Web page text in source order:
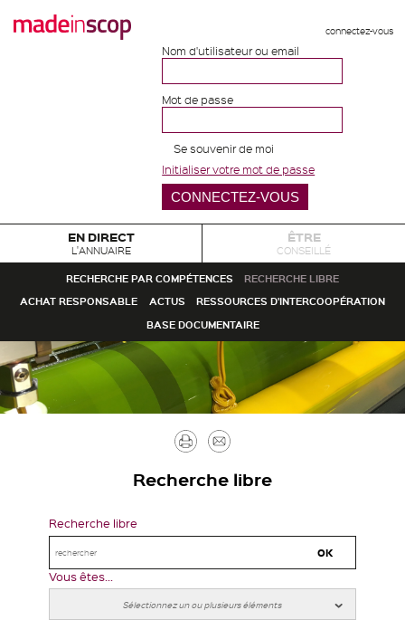
connectez-vous
Nom d'utilisateur ou email
Mot de passe
Se souvenir de moi
Initialiser votre mot de passe
EN DIRECT
L'ANNUAIRE
ÊTRE
CONSEILLÉ
RECHERCHE PAR COMPÉTENCES
RECHERCHE LIBRE
ACHAT RESPONSABLE
ACTUS
RESSOURCES D'INTERCOOPÉRATION
BASE DOCUMENTAIRE
Imprimer
Recherche libre
Recherche libre
Vous êtes...